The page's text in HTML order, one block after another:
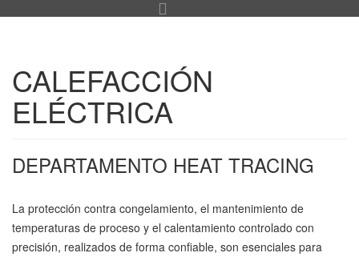
CALEFACCIÓN
ELÉCTRICA
DEPARTAMENTO HEAT TRACING
La protección contra congelamiento, el mantenimiento de
temperaturas de proceso y el calentamiento controlado con
precisión, realizados de forma confiable, son esenciales para